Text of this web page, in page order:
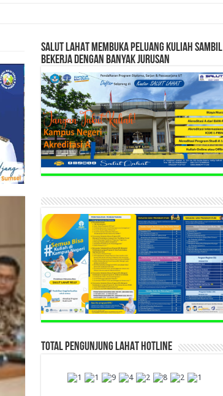
SALUT LAHAT MEMBUKA PELUANG KULIAH SAMBIL
BEKERJA DENGAN BANYAK JURUSAN
TOTAL PENGUNJUNG LAHAT HOTLINE